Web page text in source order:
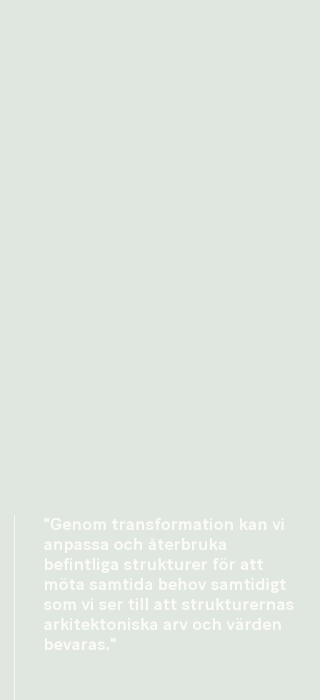
"Genom transformation kan vi
anpassa och återbruka
befintliga strukturer för att
möta samtida behov samtidigt
som vi ser till att strukturernas
arkitektoniska arv och värden
bevaras."